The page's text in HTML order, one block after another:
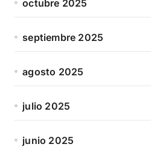
octubre 2025
septiembre 2025
agosto 2025
julio 2025
junio 2025